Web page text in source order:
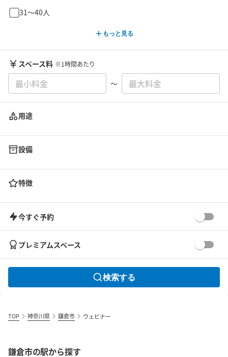
31〜40人
もっと見る
スペース料 ※1時間あたり
〜
用途
設備
特徴
今すぐ予約
プレミアムスペース
検索する
TOP 神奈川県 鎌倉市 ウェビナー
鎌倉市の駅から探す